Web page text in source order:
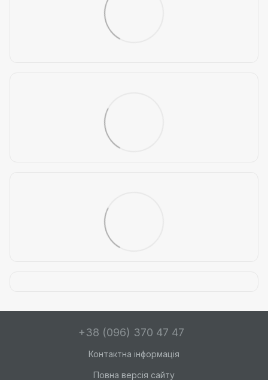
+38 (096) 370 47 47
Контактна інформація
Повна версія сайту